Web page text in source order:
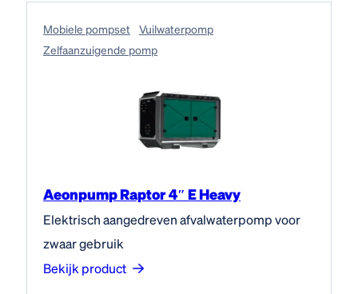
Mobiele pompset
Vuilwaterpomp
Zelfaanzuigende pomp
Aeonpump Raptor 4″ E Heavy
Elektrisch aangedreven afvalwaterpomp voor
zwaar gebruik
Bekijk product